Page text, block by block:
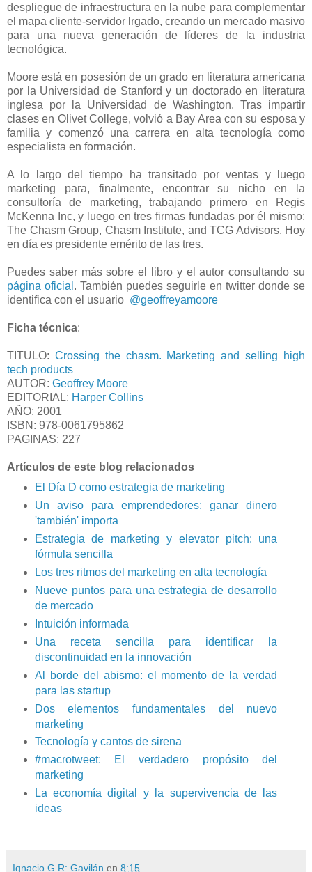
despliegue de infraestructura en la nube para complementar
el mapa cliente-servidor lrgado, creando un mercado masivo
para una nueva generación de líderes de la industria
tecnológica.
Moore está en posesión de un grado en literatura americana
por la Universidad de Stanford y un doctorado en literatura
inglesa por la Universidad de Washington. Tras impartir
clases en Olivet College, volvió a Bay Area con su esposa y
familia y comenzó una carrera en alta tecnología como
especialista en formación.
A lo largo del tiempo ha transitado por ventas y luego
marketing para, finalmente, encontrar su nicho en la
consultoría de marketing, trabajando primero en Regis
McKenna Inc, y luego en tres firmas fundadas por él mismo:
The Chasm Group, Chasm Institute, and TCG Advisors. Hoy
en día es presidente emérito de las tres.
Puedes saber más sobre el libro y el autor consultando su
página oficial . También puedes seguirle en twitter donde se
identifica con el usuario @geoffreyamoore
Ficha técnica:
TITULO: Crossing the chasm. Marketing and selling high
tech products
AUTOR: Geoffrey Moore
EDITORIAL: Harper Collins
AÑO: 2001
ISBN: 978-0061795862
PAGINAS: 227
Artículos de este blog relacionados
El Día D como estrategia de marketing
Un aviso para emprendedores: ganar dinero
'también' importa
Estrategia de marketing y elevator pitch: una
fórmula sencilla
Los tres ritmos del marketing en alta tecnología
Nueve puntos para una estrategia de desarrollo
de mercado
Intuición informada
Una receta sencilla para identificar la
discontinuidad en la innovación
Al borde del abismo: el momento de la verdad
para las startup
Dos elementos fundamentales del nuevo
marketing
Tecnología y cantos de sirena
#macrotweet: El verdadero propósito del
marketing
La economía digital y la supervivencia de las
ideas
Ignacio G.R: Gavilán en 8:15